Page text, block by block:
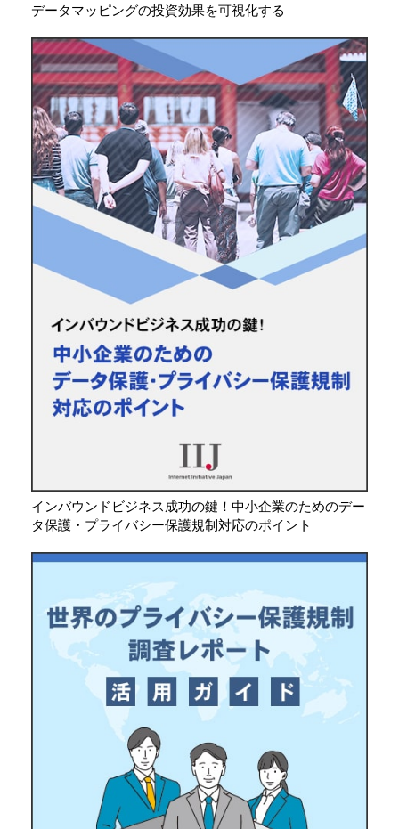
データマッピングの投資効果を可視化する
インバウンドビジネス成功の鍵！中小企業のためのデー
タ保護・プライバシー保護規制対応のポイント